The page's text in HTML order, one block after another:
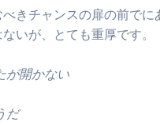
きチャンスの扉の前でに
いが、とても重厚です。
が開かない
だ